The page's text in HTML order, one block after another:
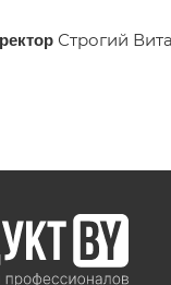
Строгий